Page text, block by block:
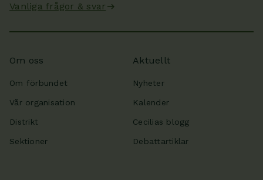
Vanliga frågor & svar
Om oss
Om förbundet
Vår organisation
Distrikt
Sektioner
Aktuellt
Nyheter
Kalender
Cecilias blogg
Debattartiklar